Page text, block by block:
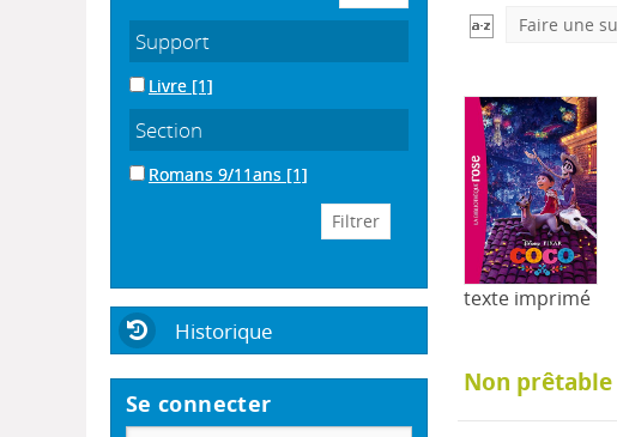
Support
Livre [1]
Section
Romans 9/11ans [1]
Historique
Se connecter
Faire une
texte imprimé
Non prêtable